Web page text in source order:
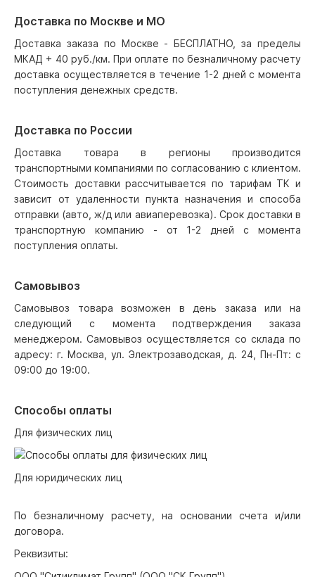
Доставка по Москве и МО
Доставка заказа по Москве - БЕСПЛАТНО, за пределы
МКАД + 40 руб./км. При оплате по безналичному расчету
доставка осуществляется в течение 1-2 дней с момента
поступления денежных средств.
Доставка по России
Доставка товара в регионы производится
транспортными компаниями по согласованию с клиентом.
Стоимость доставки рассчитывается по тарифам ТК и
зависит от удаленности пункта назначения и способа
отправки (авто, ж/д или авиаперевозка). Срок доставки в
транспортную компанию - от 1-2 дней с момента
поступления оплаты.
Самовывоз
Самовывоз товара возможен в день заказа или на
следующий с момента подтверждения заказа
менеджером. Самовывоз осуществляется со склада по
адресу: г. Москва, ул. Электрозаводская, д. 24, Пн-Пт: с
09:00 до 19:00.
Способы оплаты
Для физических лиц
Для юридических лиц
По безналичному расчету, на основании счета и/или
договора.
Реквизиты: